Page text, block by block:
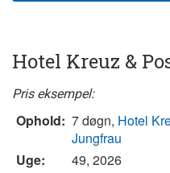
Hotel Kreuz &
Pris eksempel:
Ophold: 7 døgn, Hotel
Jungfrau
Uge:
49, 2026